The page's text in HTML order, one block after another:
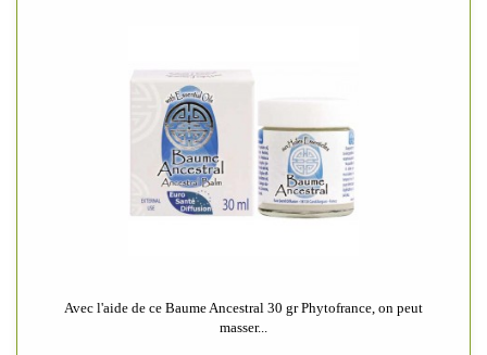
Avec l'aide de ce Baume Ancestral 30 gr Phytofrance, on peut
masser...